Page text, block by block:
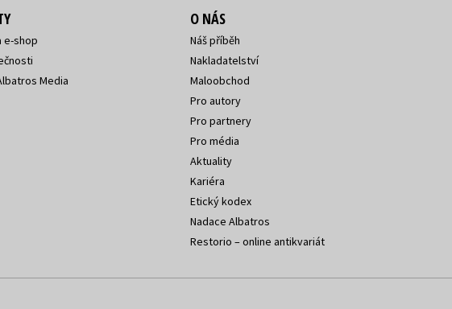
e-shop
Media
O NÁS
Náš příběh
Nakladatelství
Maloobchod
Pro autory
Pro partnery
Pro média
Aktuality
Kariéra
Etický kodex
Nadace Albatros
Restorio – online antikvariát